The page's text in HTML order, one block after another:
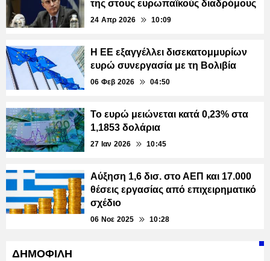
της στους ευρωπαϊκούς διαδρόμους
24 Απρ 2026 10:09
Η ΕΕ εξαγγέλλει δισεκατομμυρίων
ευρώ συνεργασία με τη Βολιβία
06 Φεβ 2026 04:50
Το ευρώ μειώνεται κατά 0,23% στα
1,1853 δολάρια
27 Ιαν 2026 10:45
Αύξηση 1,6 δισ. στο ΑΕΠ και 17.000
θέσεις εργασίας από επιχειρηματικό
σχέδιο
06 Νοε 2025 10:28
ΔΗΜΟΦΙΛΗ